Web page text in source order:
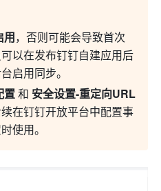
用，否则可能会导致首次
以在发布钉钉自建应用后
启用同步。
置 和 安全设置-重定向URL
在钉钉开放平台中配置事
使用。